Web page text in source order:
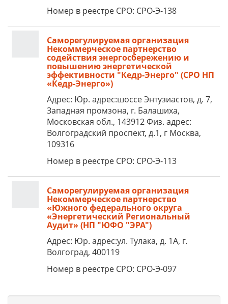
Номер в реестре СРО: СРО-Э-138
Саморегулируемая организация
Некоммерческое партнерство
содействия энергосбережению и
повышению энергетической
эффективности "Кедр-Энерго" (СРО НП
«Кедр-Энерго»)
Адрес: Юр. адрес:шоссе Энтузиастов, д. 7,
Западная промзона, г. Балашиха,
Московская обл., 143912 Физ. адрес:
Волгоградский проспект, д.1, г Москва,
109316
Номер в реестре СРО: СРО-Э-113
Саморегулируемая организация
Некоммерческое партнерство
«Южного федерального округа
«Энергетический Региональный
Аудит» (НП "ЮФО "ЭРА")
Адрес: Юр. адрес:ул. Тулака, д. 1А, г.
Волгоград, 400119
Номер в реестре СРО: СРО-Э-097